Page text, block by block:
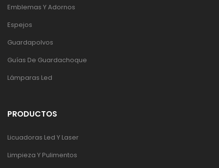
Emblemas Y Adornos
Espejos
Guardapolvos
Guías De Guardachoque
Lámparas Led
PRODUCTOS
Licuadoras Led Y Laser
Limpieza Y Pulimentos